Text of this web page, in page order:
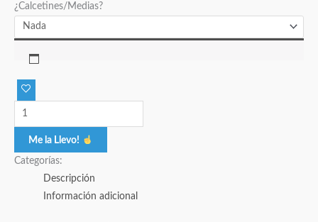
¿Calcetines/Medias?
Me la Llevo!
Categorías:
Descripción
Información adicional